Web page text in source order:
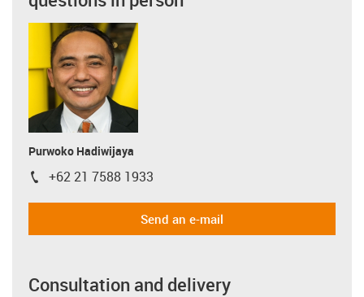
Purwoko Hadiwijaya
igus-icon-phone
+62 21 7588 1933
Send an e-mail
Consultation and delivery